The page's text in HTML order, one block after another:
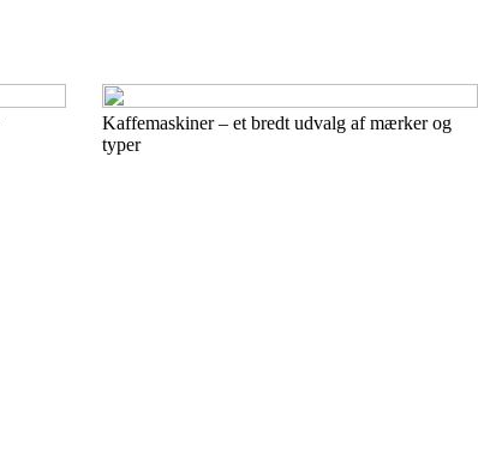
Kaffemaskiner – et bredt udvalg af mærker og
typer